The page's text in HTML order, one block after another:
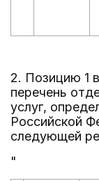
2. Позицию 1
перечень
услуг,
Российской
следующей
"